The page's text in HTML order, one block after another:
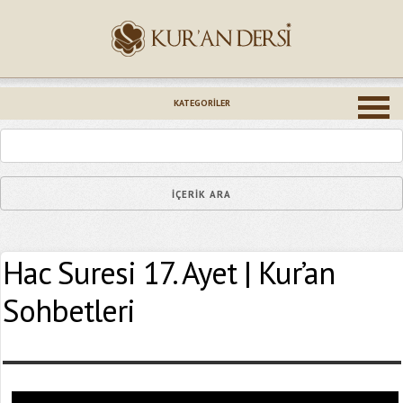
KATEGORILER
Hac Suresi 17. Ayet | Kur’an
Sohbetleri
Epostanız (*)
Yaşadığınız Hatanın Ayrıntıları